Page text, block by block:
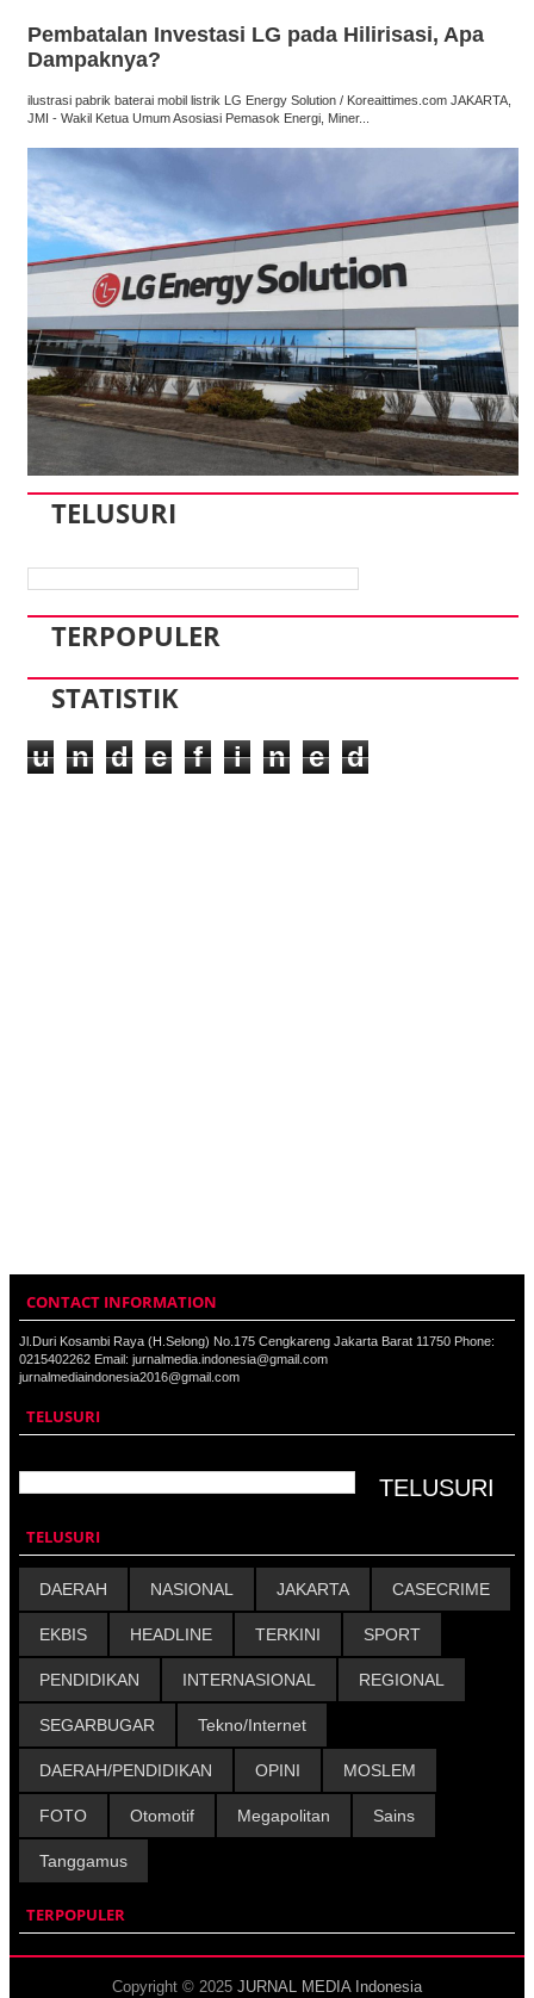
Pembatalan Investasi LG pada Hilirisasi, Apa
Dampaknya?
ilustrasi pabrik baterai mobil listrik LG Energy Solution / Koreaittimes.com JAKARTA,
JMI - Wakil Ketua Umum Asosiasi Pemasok Energi, Miner...
TELUSURI
TERPOPULER
STATISTIK
u n d e f i n e d
CONTACT INFORMATION
Jl.Duri Kosambi Raya (H.Selong) No.175 Cengkareng Jakarta Barat 11750 Phone:
0215402262 Email: jurnalmedia.indonesia@gmail.com
jurnalmediaindonesia2016@gmail.com
TELUSURI
TELUSURI
DAERAH NASIONAL JAKARTA CASECRIME
EKBIS HEADLINE TERKINI SPORT
PENDIDIKAN INTERNASIONAL REGIONAL
SEGARBUGAR Tekno/Internet
DAERAH/PENDIDIKAN OPINI MOSLEM
FOTO Otomotif Megapolitan Sains
Tanggamus
TERPOPULER
Copyright © 2025 JURNAL MEDIA Indonesia